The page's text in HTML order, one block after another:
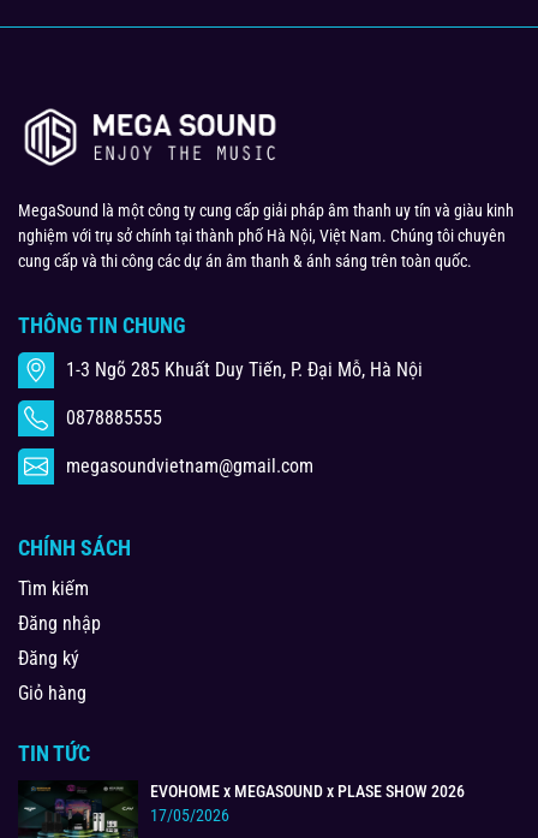
MegaSound là một công ty cung cấp giải pháp âm thanh uy tín và giàu kinh
nghiệm với trụ sở chính tại thành phố Hà Nội, Việt Nam. Chúng tôi chuyên
cung cấp và thi công các dự án âm thanh & ánh sáng trên toàn quốc.
THÔNG TIN CHUNG
1-3 Ngõ 285 Khuất Duy Tiến, P. Đại Mỗ, Hà Nội
0878885555
megasoundvietnam@gmail.com
CHÍNH SÁCH
Tìm kiếm
Đăng nhập
Đăng ký
Giỏ hàng
TIN TỨC
EVOHOME x MEGASOUND x PLASE SHOW 2026
17/05/2026